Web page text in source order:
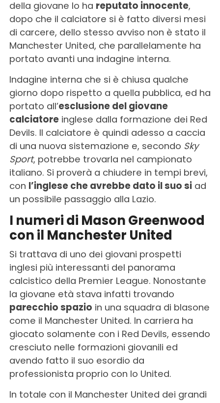
della giovane lo ha reputato innocente,
dopo che il calciatore si è fatto diversi mesi
di carcere, dello stesso avviso non è stato il
Manchester United, che parallelamente ha
portato avanti una indagine interna.
Indagine interna che si è chiusa qualche
giorno dopo rispetto a quella pubblica, ed ha
portato all’esclusione del giovane
calciatoreinglese dalla formazione dei Red
Devils. Il calciatore è quindi adesso a caccia
di una nuova sistemazione e, secondo Sky
Sport, potrebbe trovarla nel campionato
italiano. Si proverà a chiudere in tempi brevi,
con l’inglese che avrebbe dato il suo siad
un possibile passaggio alla Lazio.
I numeri di Mason Greenwood
con il Manchester United
Si trattava di uno dei giovani prospetti
inglesi più interessanti del panorama
calcistico della Premier League. Nonostante
la giovane età stava infatti trovando
parecchio spazio in una squadra di blasone
come il Manchester United. In carriera ha
giocato solamente con i Red Devils, essendo
cresciuto nelle formazioni giovanili ed
avendo fatto il suo esordio da
professionista proprio con lo United.
In totale con il Manchester United dei grandi